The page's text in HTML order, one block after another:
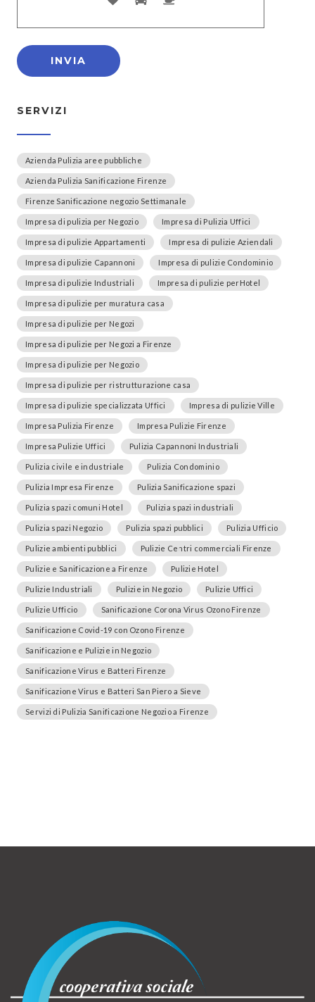
SERVIZI
Azienda Pulizia aree pubbliche
Azienda Pulizia Sanificazione Firenze
Firenze Sanificazione negozio Settimanale
Impresa di pulizia per Negozio Impresa di Pulizia Uffici
Impresa di pulizie Appartamenti Impresa di pulizie Aziendali
Impresa di pulizie Capannoni Impresa di pulizie Condominio
Impresa di pulizie Industriali Impresa di pulizie perHotel
Impresa di pulizie per muratura casa
Impresa di pulizie per Negozi
Impresa di pulizie per Negozi a Firenze
Impresa di pulizie per Negozio
Impresa di pulizie per ristrutturazione casa
Impresa di pulizie specializzata Uffici Impresa di pulizie Ville
Impresa Pulizia Firenze Impresa Pulizie Firenze
Impresa Pulizie Uffici Pulizia Capannoni Industriali
Pulizia civile e industriale Pulizia Condominio
Pulizia Impresa Firenze Pulizia Sanificazione spazi
Pulizia spazi comuni Hotel Pulizia spazi industriali
Pulizia spazi Negozio Pulizia spazi pubblici Pulizia Ufficio
Pulizie ambienti pubblici Pulizie Centri commerciali Firenze
Pulizie e Sanificazione a Firenze Pulizie Hotel
Pulizie Industriali Pulizie in Negozio Pulizie Uffici
Pulizie Ufficio Sanificazione Corona Virus Ozono Firenze
Sanificazione Covid-19 con Ozono Firenze
Sanificazione e Pulizie in Negozio
Sanificazione Virus e Batteri Firenze
Sanificazione Virus e Batteri San Piero a Sieve
Servizi di Pulizia Sanificazione Negozio a Firenze